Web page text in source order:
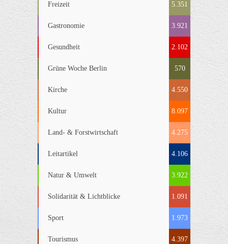
Freizeit 5.351
Gastronomie 3.921
Gesundheit 2.102
Grüne Woche Berlin 570
Kirche 4.550
Kultur 8.097
Land- & Forstwirtschaft 4.275
Leitartikel 4.106
Natur & Umwelt 3.922
Solidarität & Lichtblicke 1.091
Sport 1.973
Tourismus 4.397